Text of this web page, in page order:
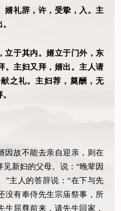
婿礼辞，许，受挚，入。主
立于其内。婿立于门外，东
。主妇又拜，婿出。主人请
之礼。主妇荐，奠酬，无
因故不能去亲自迎亲，则在
新妇的父母。说：“晚辈因
”主人的答辞说：“在下与先
没有奉侍先生宗庙祭事，所
生屈尊前来，请先生回家，